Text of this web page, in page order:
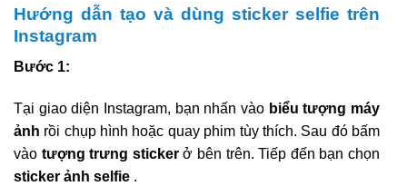
Hướng dẫn tạo và dùng sticker selfie trên
Instagram
Bước 1:
Tại giao diện Instagram, bạn nhấn vào biểu tượng máy
ảnh rồi chụp hình hoặc quay phim tùy thích. Sau đó bấm
vào tượng trưng stickerở bên trên. Tiếp đến bạn chọn
sticker ảnh selfie .